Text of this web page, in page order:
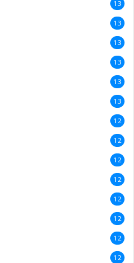
13
13
13
13
13
13
12
12
12
12
12
12
12
12